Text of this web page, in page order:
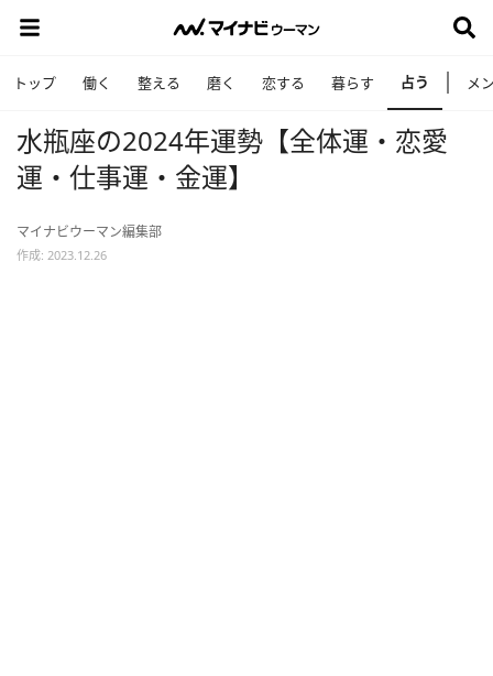
トップ 働く 整える 磨く 恋する 暮らす 占う メ
水瓶座の2024年運勢【全体運・恋愛
運・仕事運・金運】
マイナビウーマン編集部
作成: 2023.12.26